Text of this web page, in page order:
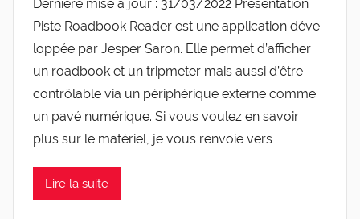
Der­nière mise à jour : 31/​03/​2022 Pré­sen­ta­tion
Piste Road­book Rea­der est une appli­ca­tion déve­
lop­pée par Jes­per Saron. Elle per­met d’af­fi­cher
un road­book et un trip­me­ter mais aus­si d’être
contrô­lable via un péri­phé­rique externe comme
un pavé numé­rique. Si vous vou­lez en savoir
plus sur le maté­riel, je vous ren­voie vers
Lire la suite